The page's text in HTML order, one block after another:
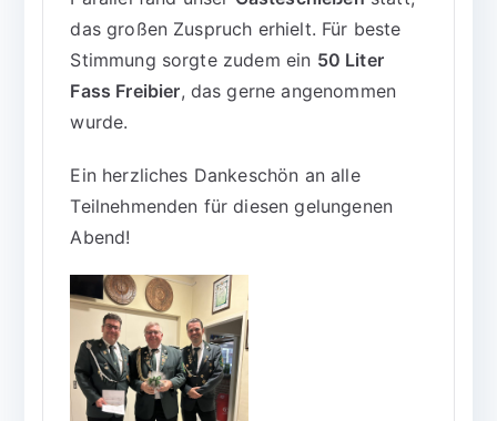
das großen Zuspruch erhielt. Für beste
Stimmung sorgte zudem ein 50 Liter
Fass Freibier, das gerne angenommen
wurde.
Ein herzliches Dankeschön an alle
Teilnehmenden für diesen gelungenen
Abend!